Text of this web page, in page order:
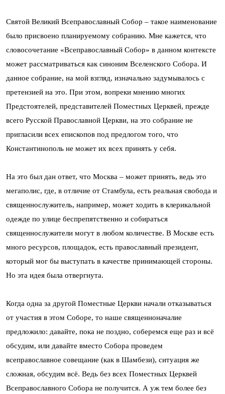
Святой Великий Всеправославный Собор – такое наименование
было присвоено планируемому собранию. Мне кажется, что
словосочетание «Всеправославный Собор» в данном контексте
может рассматриваться как синоним Вселенского Собора. И
данное собрание, на мой взгляд, изначально задумывалось с
претензией на это. При этом, вопреки мнению многих
Предстоятелей, представителей Поместных Церквей, прежде
всего Русской Православной Церкви, на это собрание не
пригласили всех епископов под предлогом того, что
Константинополь не может их всех принять у себя.
На это был дан ответ, что Москва – может принять, ведь это
мегаполис, где, в отличие от Стамбула, есть реальная свобода и
священнослужитель, например, может ходить в клерикальной
одежде по улице беспрепятственно и собираться
священнослужители могут в любом количестве. В Москве есть
много ресурсов, площадок, есть православный президент,
который мог бы выступать в качестве принимающей стороны.
Но эта идея была отвергнута.
Когда одна за другой Поместные Церкви начали отказываться
от участия в этом Соборе, то наше священноначалие
предложило: давайте, пока не поздно, соберемся еще раз и всё
обсудим, или давайте вместо Собора проведем
всеправославное совещание (как в Шамбези), ситуация же
сложная, обсудим всё. Ведь без всех Поместных Церквей
Всеправославного Собора не получится. А уж тем более без